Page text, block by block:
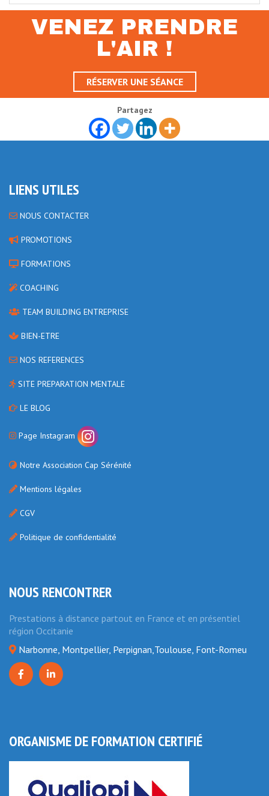
VENEZ PRENDRE
L'AIR !
RÉSERVER UNE SÉANCE
Partagez
LIENS UTILES
NOUS CONTACTER
PROMOTIONS
FORMATIONS
COACHING
TEAM BUILDING ENTREPRISE
BIEN-ETRE
NOS REFERENCES
SITE PREPARATION MENTALE
LE BLOG
Page Instagram
Notre Association Cap Sérénité
Mentions légales
CGV
Politique de confidentialité
NOUS RENCONTRER
Prestations à distance partout en France et en présentiel
région Occitanie
Narbonne, Montpellier, Perpignan,Toulouse, Font-Romeu
ORGANISME DE FORMATION CERTIFIÉ